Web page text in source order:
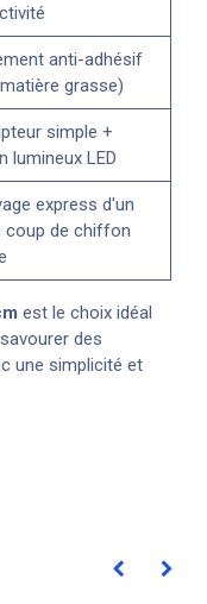
anti-adhésif
grasse)
simple +
lumineux LED
express d'un
coup de chiffon
est le choix idéal
des
une simplicité et